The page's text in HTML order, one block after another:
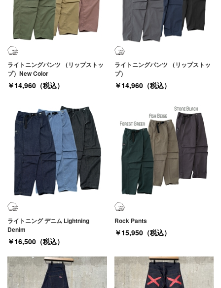
ライトニングパンツ （リップストッ
プ）New Color
￥14,960（税込）
ライトニングパンツ （リップストッ
プ）
￥14,960（税込）
ライトニング デニム Lightning
Denim
￥16,500（税込）
Rock Pants
￥15,950（税込）